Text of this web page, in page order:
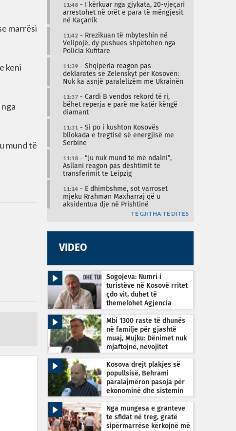
marrësi
keni
mund të
11:48 - I kërkuar nga gjykata, 20-vjeçari
arrestohet në orët e para të mëngjesit
në Kaçanik
11:42 - Rrezikuan të mbyteshin në
Velipojë, dy pushues shpëtohen nga
Policia Kufitare
11:39 - Shqipëria reagon pas
deklaratës së Zelenskyt për Kosovën:
Nuk ka asnjë paralelizëm me Ukrainën
11:37 - Cardi B vendos rekord të ri,
bëhet reperja e parë me katër këngë
diamant
11:31 - Si po i kushton Kosovës
bllokada e tregtisë së energjisë me
Serbinë
11:18 - “Ju nuk mund të më ndalni”,
Asllani reagon pas dështimit të
transferimit te Leipzig
11:14 - E dhimbshme, sot varroset
mjeku Rrahman Maxharraj që u
aksidentua dje në Prishtinë
TË GJITHA TË DITËS
VIDEO
Sogojeva: Numri i
turistëve në Kosovë rritet
çdo vit, duhet të
themelohet Agjencia
Mbi 1300 raste të dhunës
në familje për gjashtë
muaj, Mujku: Dënimet nuk
mjaftojnë, nevojitet
Kosova drejt plakjes së
popullsisë, Behrami
paralajmëron pasoja për
ekonominë dhe sistemin
Nga mungesa e granteve
te sfidat në treg, gratë
sipërmarrëse kërkojnë më